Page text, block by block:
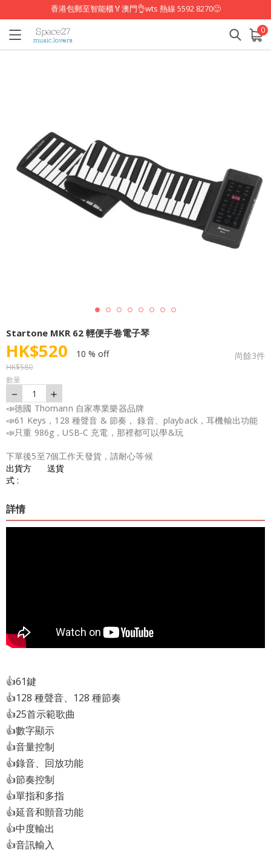
香港包郵至智能櫃🏅澳門👌wts 熱線 5592 8270🙂
0
已加入購物車 查看
Startone MKR 62 輕便手卷電子琴
HK$520 10 % off 尚餘3件
HK$580
數量
－ 1 ＋
📣德國 Thomann 自家專業樂器品牌
📣61 Keys，128 種聲音 & 節奏， 錄音、playback，耳機輸出功能
📣只重 986g，USB-C 充電，那裡都可以學&玩
下單後5至7個工作天發貨，請耐心等候
出貨方
式 :
送貨
詳情
👍61鍵
👍128 種聲音、128 種節奏
👍25首示範歌曲
👍數字顯示
👍音量控制
👍錄音、回放功能
👍節奏控制
👍單指和多指
👍延音和顫音功能
👍中度輸出
👍音訊輸入